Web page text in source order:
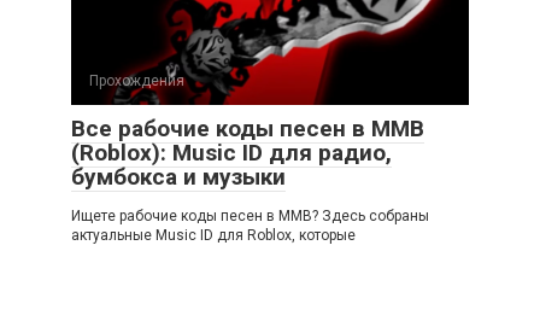
Прохождения
Все рабочие коды песен в ММВ
(Roblox): Music ID для радио,
бумбокса и музыки
Ищете рабочие коды песен в ММВ? Здесь собраны
актуальные Music ID для Roblox, которые